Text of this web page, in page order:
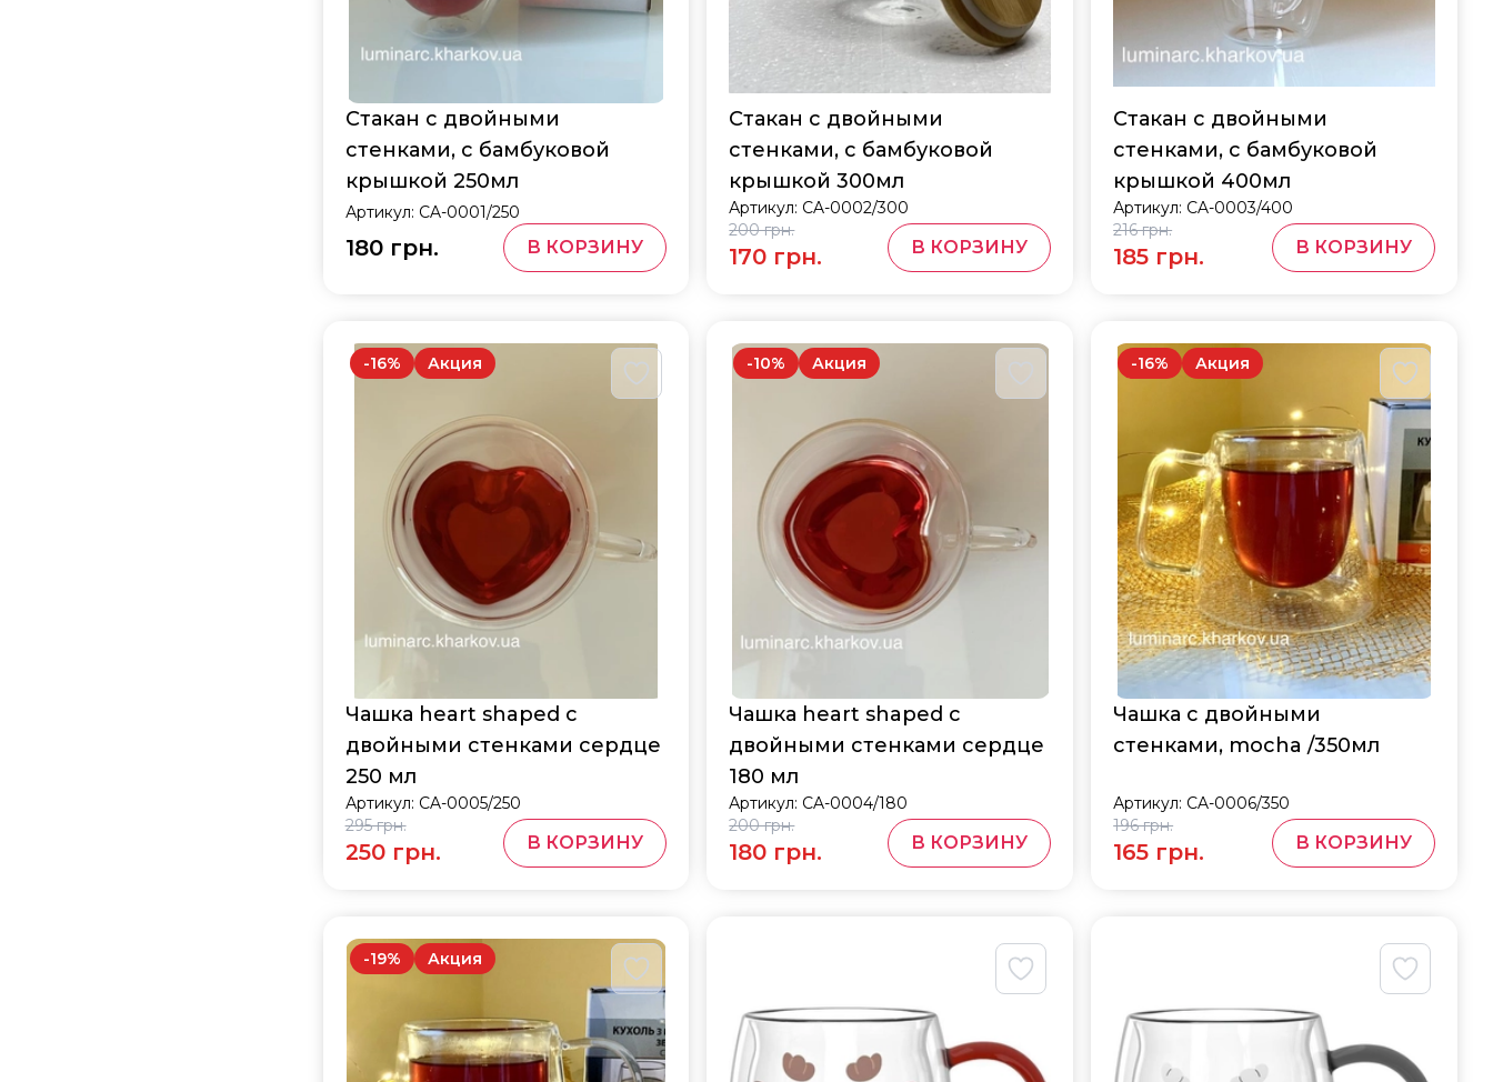
Стакан с двойными
стенками, с бамбуковой
крышкой 250мл
Артикул: CA-0001/250
180 грн. В КОРЗИНУ
Стакан с двойными
стенками, с бамбуковой
крышкой 300мл
Артикул: CA-0002/300
200 грн.
170 грн. В КОРЗИНУ
Стакан с двойными
стенками, с бамбуковой
крышкой 400мл
Артикул: CA-0003/400
216 грн.
185 грн. В КОРЗИНУ
-16% Акция
Чашка heart shaped с
двойными стенками сердце
250 мл
Артикул: CA-0005/250
295 грн.
250 грн. В КОРЗИНУ
-10% Акция
Чашка heart shaped с
двойными стенками сердце
180 мл
Артикул: CA-0004/180
200 грн.
180 грн. В КОРЗИНУ
-16% Акция
Чашка с двойными
стенками, mocha /350мл
Артикул: CA-0006/350
196 грн.
165 грн. В КОРЗИНУ
-19% Акция